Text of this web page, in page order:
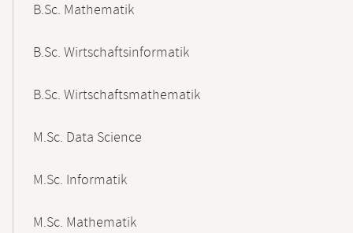
B.Sc. Mathematik
B.Sc. Wirtschaftsinformatik
B.Sc. Wirtschaftsmathematik
M.Sc. Data Science
M.Sc. Informatik
M.Sc. Mathematik